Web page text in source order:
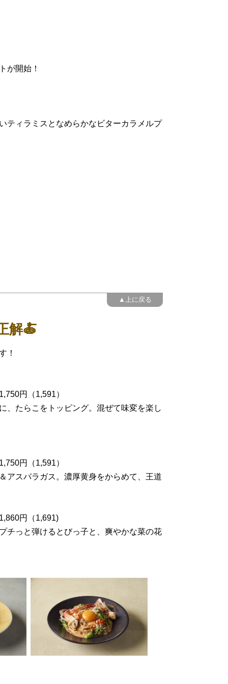
が開始！
ティラミスとなめらかなビターカラメルプ
▲上に戻る
解🍝
！
円（1,591）
、たらこをトッピング。混ぜて味変を楽し
円（1,591）
アスパラガス。濃厚黄身をからめて、王道
円（1,691)
チっと弾けるとびっ子と、爽やかな菜の花